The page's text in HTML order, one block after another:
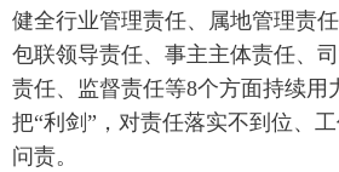
健全行业管理责任、属地管理责任
包联领导责任、事主主体责任、
责任、监督责任等8个方面持续用
把“利剑”，对责任落实不到位、
问责。